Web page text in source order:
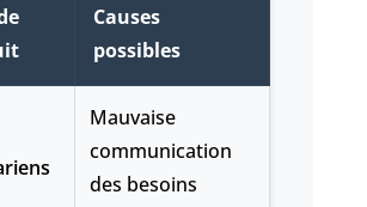
Causes
possibles
Mauvaise
communication
des besoins